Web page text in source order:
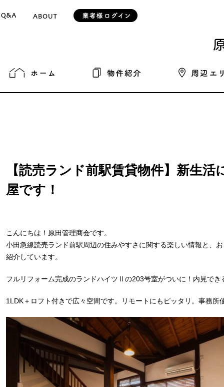
【読売ランド前駅賃貸物件】新生
屋です！
こんにちは！原田管理商会です。
小田急線読売ランド前駅周辺の住みやすさに関する楽しい情報と、
紹介しています。
フルリフォーム完成のランドハイツⅡの203号室がついに！内見でき
1LDK＋ロフト付きで広々空間です。リモートにもピッタリ。事務所